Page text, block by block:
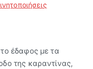
έδαφος με τα
της καραντίνας,